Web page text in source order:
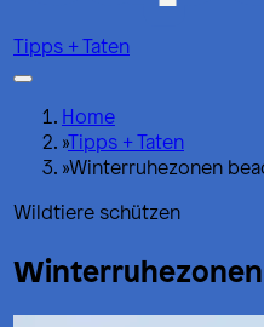
Tipps + Taten
Home
»Tipps + Taten
»Winterruhezonen
Wildtiere schützen